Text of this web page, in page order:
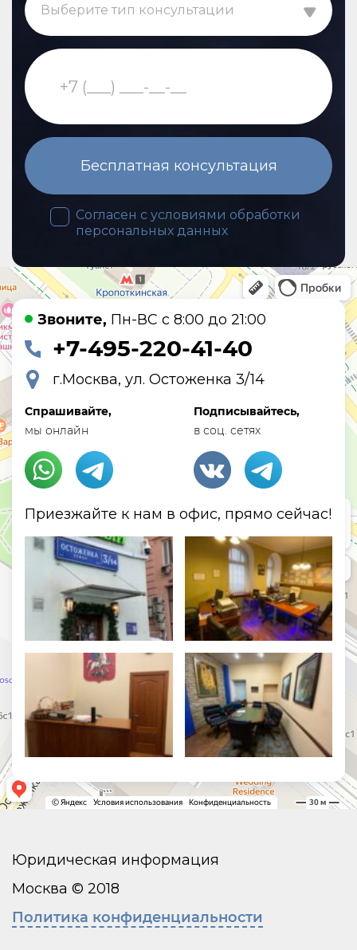
Выберите тип консультации
Бесплатная консультация
Согласен с условиями обработки
персональных данных
Звоните, Пн-ВС с 8:00 до 21:00
+7-495-220-41-40
г.Москва, ул. Остоженка 3/14
Спрашивайте,
мы онлайн
Подписывайтесь,
в соц. сетях
Приезжайте к нам в офис, прямо сейчас!
Юридическая информация
Москва © 2018
Политика конфиденциальности